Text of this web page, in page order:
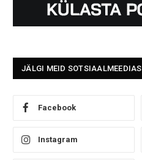
JÄLGI MEID SOTSIAALMEEDIAS
Facebook
Instagram